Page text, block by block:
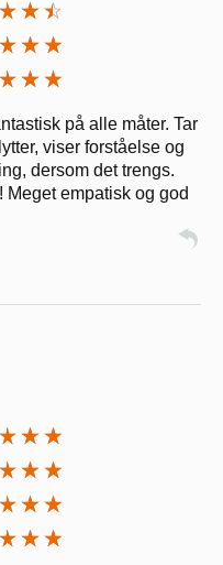
på alle måter. Tar
viser forståelse og
dersom det trengs.
Meget empatisk og god